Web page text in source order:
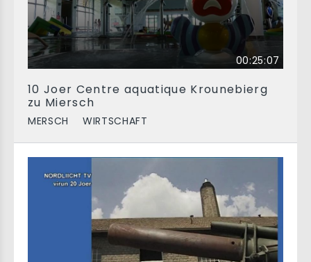
00:25:07
10 Joer Centre aquatique Krounebierg
zu Miersch
MERSCH WIRTSCHAFT